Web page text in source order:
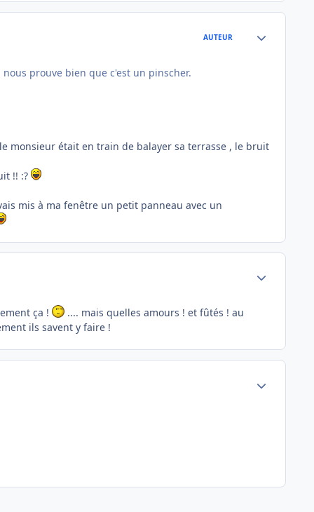
AUTEUR
prouve bien que c'est un pinscher.
monsieur était en train de balayer sa terrasse , le bruit
!! :?
mis à ma fenêtre un petit panneau avec un
ça !
.... mais quelles amours ! et fûtés ! au
ils savent y faire !